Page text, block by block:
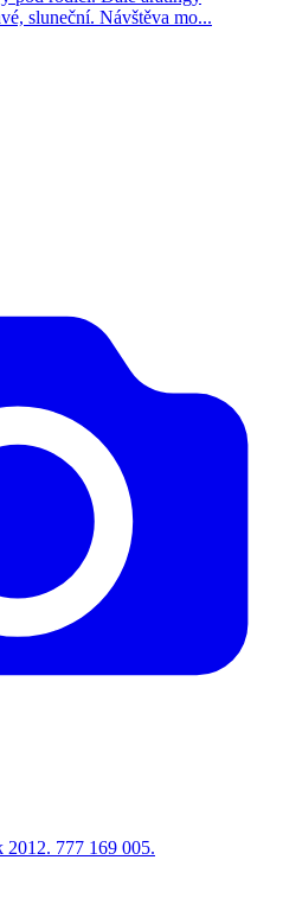
sluneční. Návštěva mo...
2012. 777 169 005.